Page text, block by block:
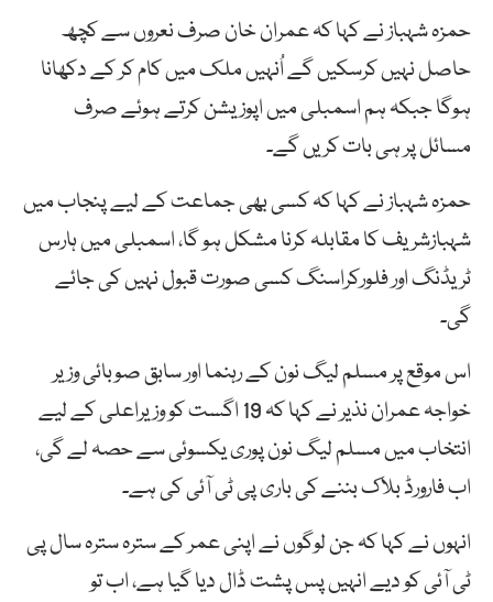
حمزہ شہباز نے کہا کہ عمران خان صرف نعروں سے کچھ
حاصل نہیں کرسکیں گے اُنہیں ملک میں کام کر کے دکھانا
ہوگا جبکہ ہم اسمبلی میں اپوزیشن کرتے ہوئے صرف
مسائل پر ہی بات کریں گے۔
حمزہ شہباز نے کہا کہ کسی بھی جماعت کے لیے پنجاب میں
شہبازشریف کا مقابلہ کرنا مشکل ہو گا، اسمبلی میں ہارس
ٹریڈنگ اور فلورکراسنگ کسی صورت قبول نہیں کی جائے
گی۔
اس موقع پر مسلم لیگ نون کے رہنما اور سابق صوبائی وزیر
خواجہ عمران نذیر نے کہا کہ 19 اگست کو وزیراعلی کے لیے
انتخاب میں مسلم لیگ نون پوری یکسوئی سے حصہ لے گی،
اب فارورڈ بلاک بننے کی باری پی ٹی آئی کی ہے۔
انہوں نے کہا کہ جن لوگوں نے اپنی عمر کے سترہ سترہ سال پی
ٹی آئی کو دیے انہیں پس پشت ڈال دیا گیا ہے، اب تو